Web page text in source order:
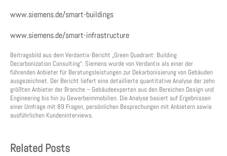
www.siemens.de/smart-buildings
www.siemens.de/smart-infrastructure
Beitragsbild aus dem Verdantix-Bericht „Green Quadrant: Building
Decarbonization Consulting“. Siemens wurde von Verdantix als einer der
führenden Anbieter für Beratungsleistungen zur Dekarbonisierung von Gebäuden
ausgezeichnet. Der Bericht liefert eine detaillierte quantitative Analyse der zehn
größten Anbieter der Branche – Gebäudeexperten aus den Bereichen Design und
Engineering bis hin zu Gewerbeimmobilien. Die Analyse basiert auf Ergebnissen
einer Umfrage mit 89 Fragen, persönlichen Besprechungen mit Anbietern sowie
ausführlichen Kundeninterviews.
Related Posts